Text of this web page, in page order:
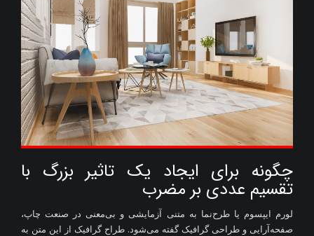
چگونه برای ایجاد یک تاثیر بزرگ با
تقسیم عددی بر مضرب
لورم ایپسوم یا طرح‌نما به متنی آزمایشی و بی‌معنی در صنعت چاپ،
صفحه‌آرایی و طراحی گرافیک گفته می‌شود. طراح گرافیک از این متن به